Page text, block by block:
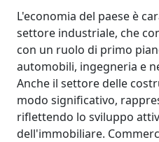
L'economia del paese è
settore industriale, che
con un ruolo di primo
automobili, ingegneria e
Anche il settore delle
modo significativo,
riflettendo lo sviluppo
dell'immobiliare.